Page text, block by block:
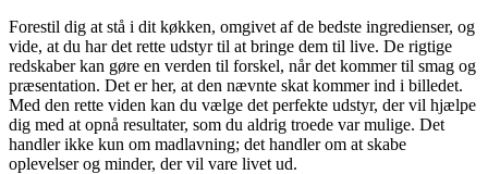
Forestil dig at stå i dit køkken, omgivet af de bedste ingredienser, og
vide, at du har det rette udstyr til at bringe dem til live. De rigtige
redskaber kan gøre en verden til forskel, når det kommer til smag og
præsentation. Det er her, at den nævnte skat kommer ind i billedet.
Med den rette viden kan du vælge det perfekte udstyr, der vil hjælpe
dig med at opnå resultater, som du aldrig troede var mulige. Det
handler ikke kun om madlavning; det handler om at skabe
oplevelser og minder, der vil vare livet ud.